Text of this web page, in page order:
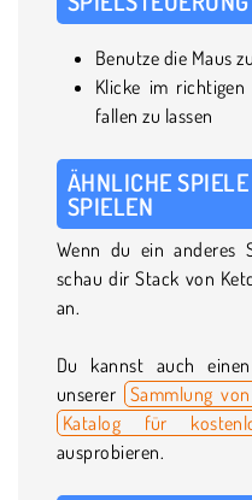
Benutze die Maus
Klicke im
fallen zu lassen
ÄHNLICHE
SPIELEN
Wenn du ein anderes
schau dir Stack von
an.
Du kannst auch
unserer Sammlung
Katalog für
ausprobieren.